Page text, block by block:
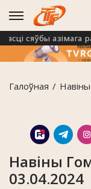
сяўбы азімага
Галоўная Навiны
Навіны
03.04.2024